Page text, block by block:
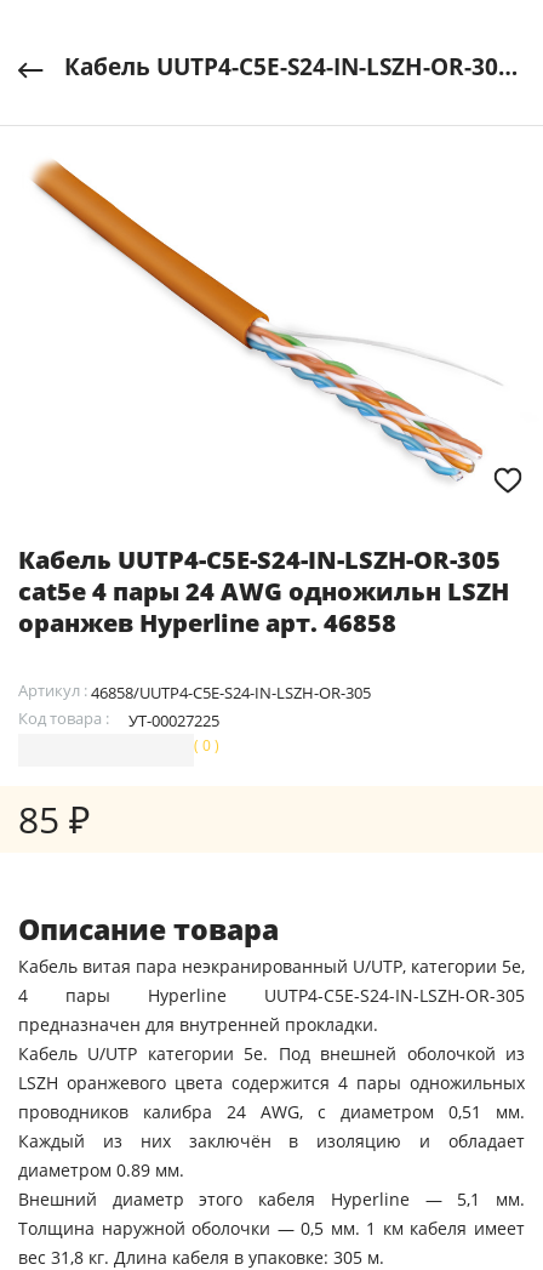
Кабель UUTP4-C5E-S24-IN-LSZH-OR-305 cat5e 4 пары 24 AWG одножильн LSZH оранжев Hyperline арт. 46858
Кабель UUTP4-C5E-S24-IN-LSZH-OR-305
cat5e 4 пары 24 AWG одножильн LSZH
оранжев Hyperline арт. 46858
Артикул :46858/UUTP4-C5E-S24-IN-LSZH-OR-305
Код товара :
УТ-00027225
( 0 )
85 ₽
Описание товара
Кабель витая пара неэкранированный U/UTP, категории 5e,
4 пары Hyperline UUTP4-C5E-S24-IN-LSZH-OR-305
предназначен для внутренней прокладки.
Кабель U/UTP категории 5e. Под внешней оболочкой из
LSZH оранжевого цвета содержится 4 пары одножильных
проводников калибра 24 AWG, с диаметром 0,51 мм.
Каждый из них заключён в изоляцию и обладает
диаметром 0.89 мм.
Внешний диаметр этого кабеля Hyperline — 5,1 мм.
Толщина наружной оболочки — 0,5 мм. 1 км кабеля имеет
вес 31,8 кг. Длина кабеля в упаковке: 305 м.